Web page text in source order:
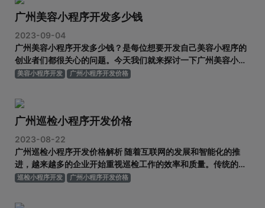
州酒店小程序开发的
广州美容小程序开发多少钱
2023-09-04
广州美容小程序开发多少钱？是每位想要开发自己美容小程序的
创业者们都很关心的问题。今天我们就来探讨一下广州美容小程
序开发的价格以及所需投资。 随着互联网技术的飞速发展，移动
行业，美容小程序的出现更是给用户提供了便利的选择。广州作
为中国的经济中心
美容小程序开发 广州小程序开发价格
广州巡检小程序开发价格
2023-08-22
广州巡检小程序开发价格解析 随着互联网的发展和智能化的推
进，越来越多的企业开始重视巡检工作的效率和质量。传统的纸
质巡检方式已经难以满足现代企业的需求，而小程序的出现，为
心之一，小程序开发行业发展迅速，也为广州的企业提供了丰富
巡检小程序开发 广州小程序开发价格